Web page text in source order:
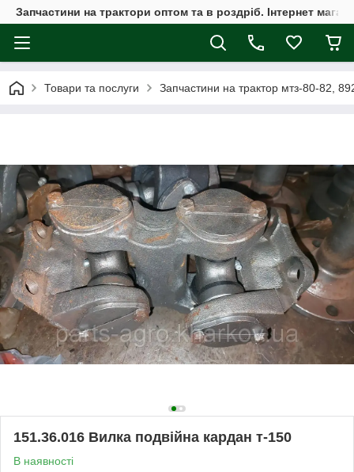
Запчастини на трактори оптом та в роздріб. Інтернет
Товари та послуги Запчастини на трактор мтз-80-82,
151.36.016 Вилка подвійна кардан т-150
В наявності